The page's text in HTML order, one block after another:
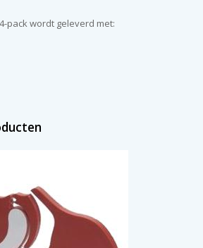
pack wordt geleverd met: